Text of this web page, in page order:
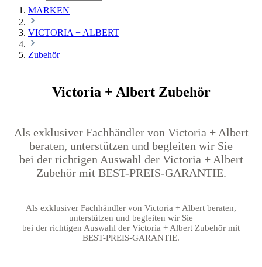
MARKEN
VICTORIA + ALBERT
Zubehör
Victoria + Albert Zubehör
Als exklusiver Fachhändler von Victoria + Albert
beraten, unterstützen und begleiten wir Sie
bei der richtigen Auswahl der Victoria + Albert
Zubehör mit BEST-PREIS-GARANTIE.
Als exklusiver Fachhändler von Victoria + Albert beraten,
unterstützen und begleiten wir Sie
bei der richtigen Auswahl der Victoria + Albert Zubehör mit
BEST-PREIS-GARANTIE.